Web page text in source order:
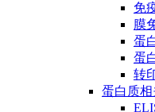
免
膜
蛋
蛋
转
蛋白质